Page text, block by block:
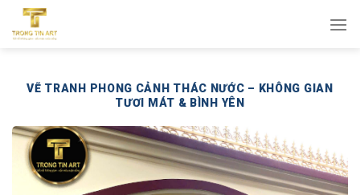
qua
VẼ TRANH PHONG CẢNH THÁC NƯỚC – KHÔNG GIAN
TƯƠI MÁT & BÌNH YÊN